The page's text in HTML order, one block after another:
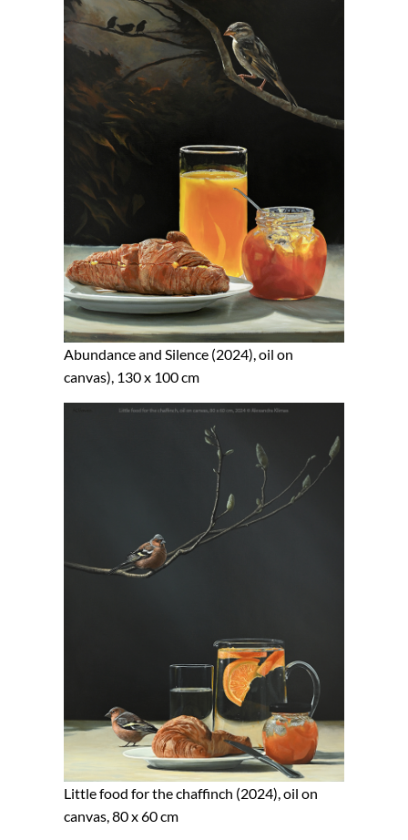
Abundance and Silence (2024), oil on
canvas), 130 x 100 cm
Little food for the chaffinch (2024), oil on
canvas, 80 x 60 cm